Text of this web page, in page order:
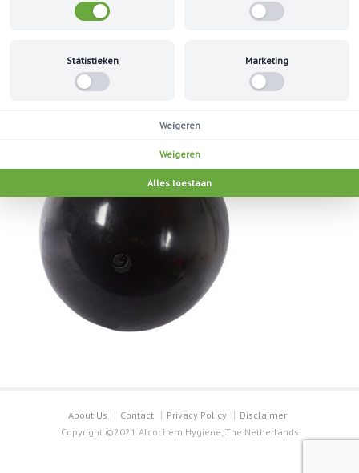
Statistieken Marketing
Weigeren
Weigeren
Alles toestaan
Product
About Us Contact Privacy Policy
Disclaimer
Copyright ©2021 Alcochem Hygiene, The Netherlands